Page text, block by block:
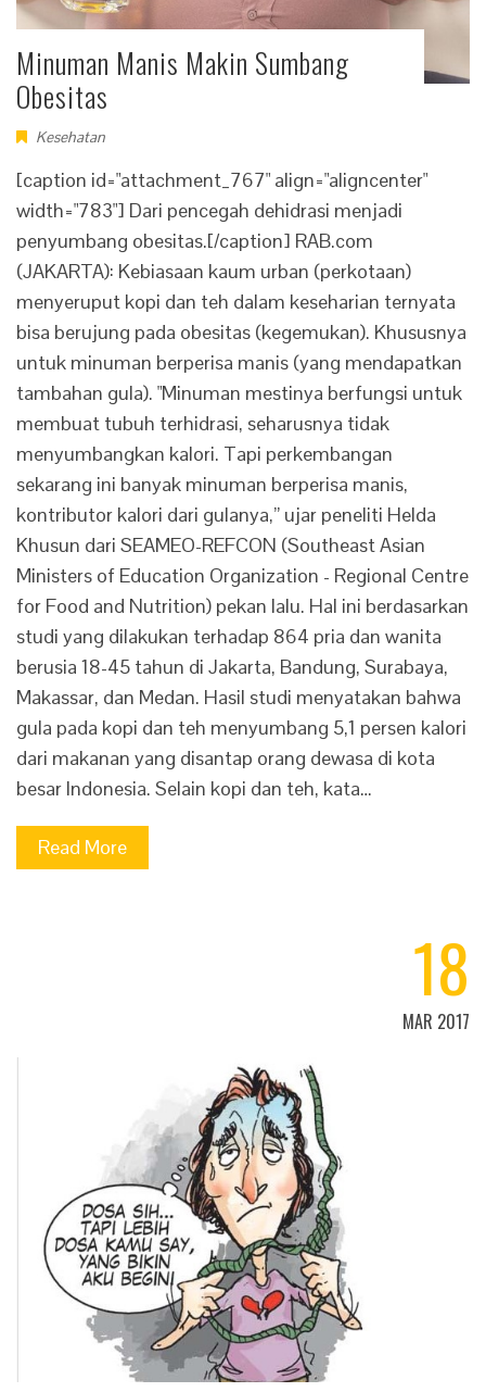
Minuman Manis Makin Sumbang
Obesitas
Kesehatan
[caption id="attachment_767" align="aligncenter"
width="783"] Dari pencegah dehidrasi menjadi
penyumbang obesitas.[/caption] RAB.com
(JAKARTA): Kebiasaan kaum urban (perkotaan)
menyeruput kopi dan teh dalam keseharian ternyata
bisa berujung pada obesitas (kegemukan). Khususnya
untuk minuman berperisa manis (yang mendapatkan
tambahan gula). "Minuman mestinya berfungsi untuk
membuat tubuh terhidrasi, seharusnya tidak
menyumbangkan kalori. Tapi perkembangan
sekarang ini banyak minuman berperisa manis,
kontributor kalori dari gulanya,” ujar peneliti Helda
Khusun dari SEAMEO-REFCON (Southeast Asian
Ministers of Education Organization - Regional Centre
for Food and Nutrition) pekan lalu. Hal ini berdasarkan
studi yang dilakukan terhadap 864 pria dan wanita
berusia 18-45 tahun di Jakarta, Bandung, Surabaya,
Makassar, dan Medan. Hasil studi menyatakan bahwa
gula pada kopi dan teh menyumbang 5,1 persen kalori
dari makanan yang disantap orang dewasa di kota
besar Indonesia. Selain kopi dan teh, kata…
Read More
18
MAR 2017